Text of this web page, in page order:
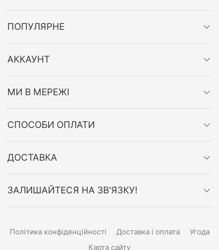
ПОПУЛЯРНЕ
АККАУНТ
МИ В МЕРЕЖІ
СПОСОБИ ОПЛАТИ
ДОСТАВКА
ЗАЛИШАЙТЕСЯ НА ЗВ'ЯЗКУ!
Політика конфіденційності Доставка і оплата
Угода
Карта сайту